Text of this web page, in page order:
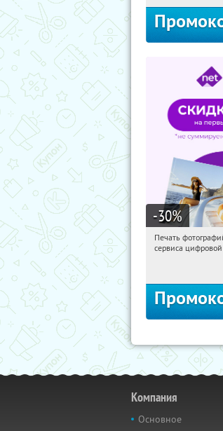
-30%
09:20:45
Печать
сервиса
Компания
Основное